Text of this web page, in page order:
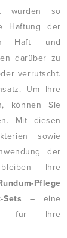
wurden so
Haftung der
Haft- und
darüber zu
verrutscht.
Um Ihre
können Sie
Mit diesen
sowie
der
Ihre
Pflege
Sets– eine
für Ihre